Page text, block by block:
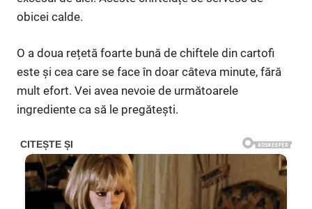
obicei calde.
O a doua rețetă foarte bună de chiftele din cartofi
este și cea care se face în doar câteva minute, fără
mult efort. Vei avea nevoie de următoarele
ingrediente ca să le pregătești.